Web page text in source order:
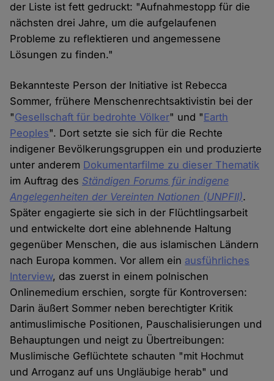
der Liste ist fett gedruckt: "Aufnahmestopp für die
nächsten drei Jahre, um die aufgelaufenen
Probleme zu reflektieren und angemessene
Lösungen zu finden."
Bekannteste Person der Initiative ist Rebecca
Sommer, frühere Menschenrechtsaktivistin bei der
"Gesellschaft für bedrohte Völker" und "Earth
Peoples". Dort setzte sie sich für die Rechte
indigener Bevölkerungsgruppen ein und produzierte
unter anderem Dokumentarfilme zu dieser Thematik
im Auftrag des Ständigen Forums für indigene
Angelegenheiten der Vereinten Nationen (UNPFII).
Später engagierte sie sich in der Flüchtlingsarbeit
und entwickelte dort eine ablehnende Haltung
gegenüber Menschen, die aus islamischen Ländern
nach Europa kommen. Vor allem ein ausführliches
Interview, das zuerst in einem polnischen
Onlinemedium erschien, sorgte für Kontroversen:
Darin äußert Sommer neben berechtigter Kritik
antimuslimische Positionen, Pauschalisierungen und
Behauptungen und neigt zu Übertreibungen:
Muslimische Geflüchtete schauten "mit Hochmut
und Arroganz auf uns Ungläubige herab" und